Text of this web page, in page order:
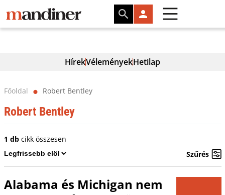
HírekVéleményekHetilap
Főoldal ⬤ Robert Bentley
Robert Bentley
1 dbcikk összesen
Szűrés
Alabama és Michigan nem